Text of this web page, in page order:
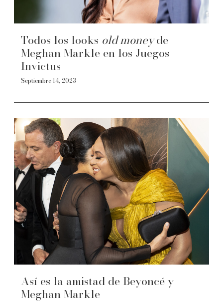
Todos los looks old moneyde
Meghan Markle en los Juegos
Invictus
Septiembre 14, 2023
Así es la amistad de Beyoncé y
Meghan Markle